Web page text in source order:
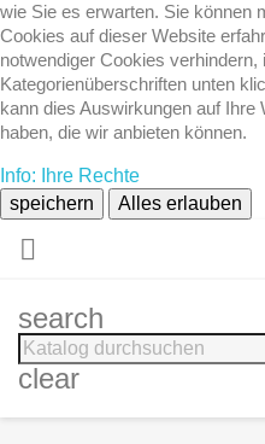
wie Sie es erwarten. Sie können
Cookies auf dieser Website
notwendiger Cookies
Kategorienüberschriften unten
kann dies Auswirkungen auf Ihre
haben, die wir anbieten können.
Info: Ihre Rechte
speichern
Alles erlauben

search
clear